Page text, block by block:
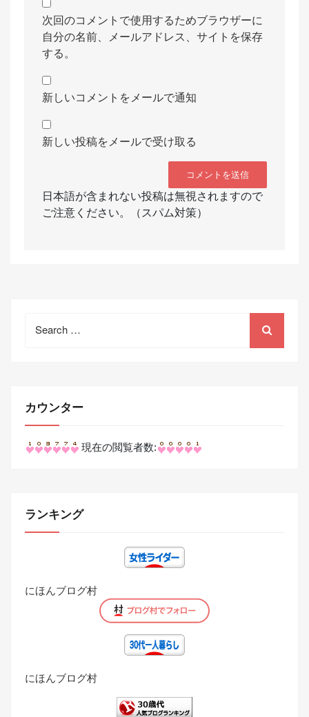
次回のコメントで使用するためブラウザーに
自分の名前、メールアドレス、サイトを保存
する。
新しいコメントをメールで通知
新しい投稿をメールで受け取る
日本語が含まれない投稿は無視されますので
ご注意ください。（スパム対策）
for:
カウンター
現在の閲覧者数:
ランキング
にほんブログ村
にほんブログ村